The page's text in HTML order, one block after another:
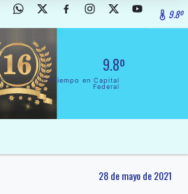
9.8º
9.8º
El Tiempo en Capital
Federal
28 de mayo de 2021